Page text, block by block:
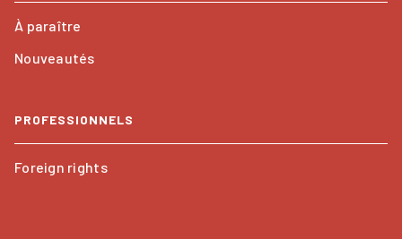
À paraître
Nouveautés
PROFESSIONNELS
Foreign rights